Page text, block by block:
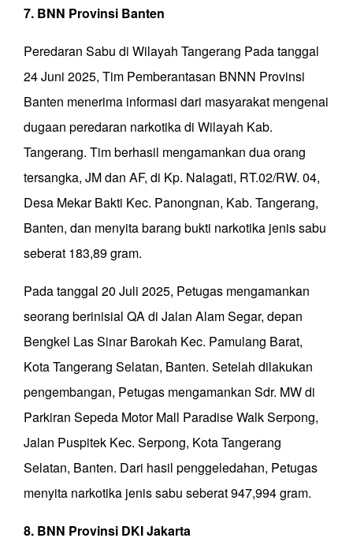
7. BNN Provinsi Banten
Peredaran Sabu di Wilayah Tangerang Pada tanggal
24 Juni 2025, Tim Pemberantasan BNNN Provinsi
Banten menerima informasi dari masyarakat mengenai
dugaan peredaran narkotika di Wilayah Kab.
Tangerang. Tim berhasil mengamankan dua orang
tersangka, JM dan AF, di Kp. Nalagati, RT.02/RW. 04,
Desa Mekar Bakti Kec. Panongnan, Kab. Tangerang,
Banten, dan menyita barang bukti narkotika jenis sabu
seberat 183,89 gram.
Pada tanggal 20 Juli 2025, Petugas mengamankan
seorang berinisial QA di Jalan Alam Segar, depan
Bengkel Las Sinar Barokah Kec. Pamulang Barat,
Kota Tangerang Selatan, Banten. Setelah dilakukan
pengembangan, Petugas mengamankan Sdr. MW di
Parkiran Sepeda Motor Mall Paradise Walk Serpong,
Jalan Puspitek Kec. Serpong, Kota Tangerang
Selatan, Banten. Dari hasil penggeledahan, Petugas
menyita narkotika jenis sabu seberat 947,994 gram.
8. BNN Provinsi DKI Jakarta